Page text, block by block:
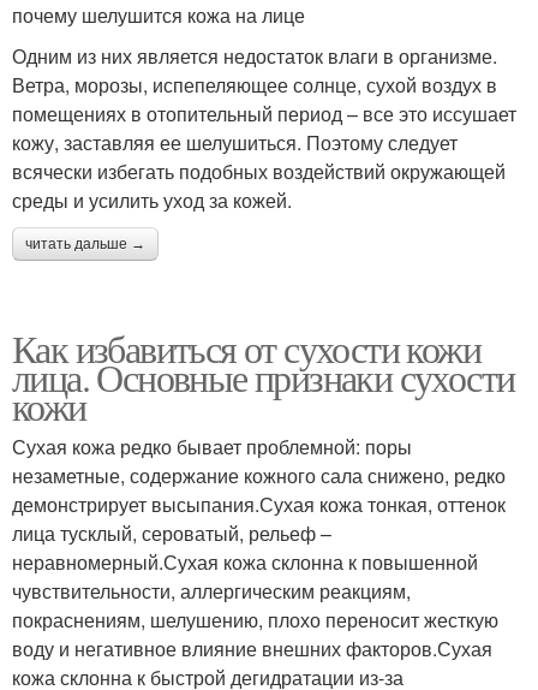
почему шелушится кожа на лице
Одним из них является недостаток влаги в организме.
Ветра, морозы, испепеляющее солнце, сухой воздух в
помещениях в отопительный период – все это иссушает
кожу, заставляя ее шелушиться. Поэтому следует
всячески избегать подобных воздействий окружающей
среды и усилить уход за кожей.
читать дальше →
Как избавиться от сухости кожи
лица. Основные признаки сухости
кожи
Сухая кожа редко бывает проблемной: поры
незаметные, содержание кожного сала снижено, редко
демонстрирует высыпания.Сухая кожа тонкая, оттенок
лица тусклый, сероватый, рельеф –
неравномерный.Сухая кожа склонна к повышенной
чувствительности, аллергическим реакциям,
покраснениям, шелушению, плохо переносит жесткую
воду и негативное влияние внешних факторов.Сухая
кожа склонна к быстрой дегидратации из-за